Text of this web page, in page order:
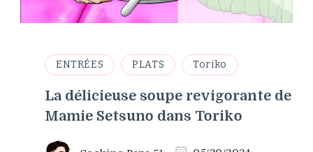
ENTRÉES PLATS Toriko
La délicieuse soupe revigorante de
Mamie Setsuno dans Toriko